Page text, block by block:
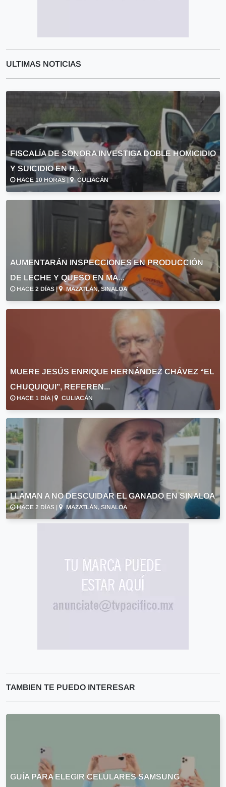
ULTIMAS NOTICIAS
FISCALÍA DE SONORA INVESTIGA DOBLE HOMICIDIO
Y SUICIDIO EN H...
HACE 10 HORAS | CULIACÁN
AUMENTARÁN INSPECCIONES EN PRODUCCIÓN
DE LECHE Y QUESO EN MA...
HACE 2 DÍAS | MAZATLÁN, SINALOA
MUERE JESÚS ENRIQUE HERNÁNDEZ CHÁVEZ “EL
CHUQUIQUI”, REFEREN...
HACE 1 DÍA | CULIACÁN
LLAMAN A NO DESCUIDAR EL GANADO EN SINALOA
HACE 2 DÍAS | MAZATLÁN, SINALOA
TAMBIEN TE PUEDO INTERESAR
GUÍA PARA ELEGIR CELULARES SAMSUNG